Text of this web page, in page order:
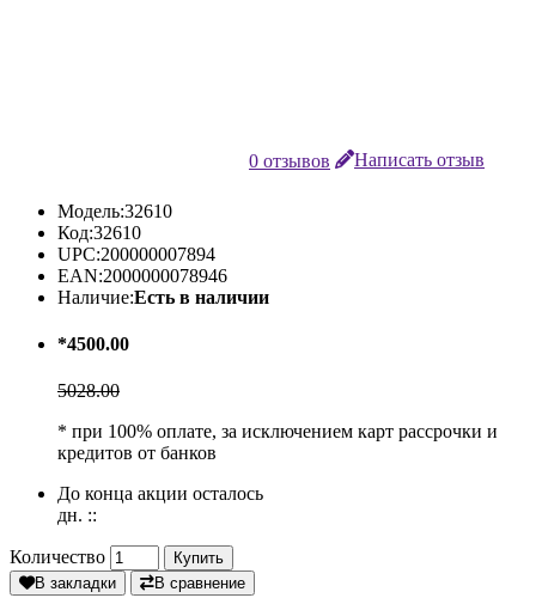
0 отзывов Написать отзыв
Модель:32610
Код:32610
UPC:200000007894
EAN:2000000078946
Наличие:Есть в наличии
*4500.00
5028.00
* при 100% оплате, за исключением карт рассрочки и
кредитов от банков
До конца акции осталось
дн. ::
Количество
Купить
В закладки
В сравнение